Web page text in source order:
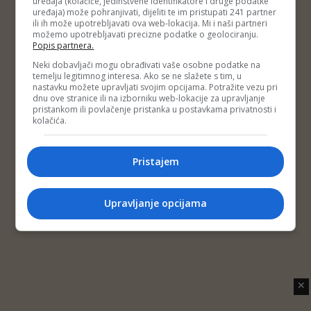
Impressum
Kontakt Marketing
Privatnost korisnika
O nama
✕
uređaja) može pohranjivati, dijeliti te im pristupati 241 partner
ili ih može upotrebljavati ova web-lokacija. Mi i naši partneri
možemo upotrebljavati precizne podatke o geolociranju.
Popis partnera.
Neki dobavljači mogu obrađivati vaše osobne podatke na
temelju legitimnog interesa. Ako se ne slažete s tim, u
nastavku možete upravljati svojim opcijama. Potražite vezu pri
dnu ove stranice ili na izborniku web-lokacije za upravljanje
pristankom ili povlačenje pristanka u postavkama privatnosti i
kolačića.
Pristajem
Upravljanje opcijama